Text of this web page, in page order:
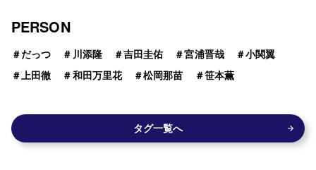
PERSON
＃だっつ ＃ 川添隆 ＃吉田圭佑 ＃宮浦晋哉 ＃小関翼
＃上田徹 ＃和田万里花 ＃松岡那苗 ＃笹本薫
タグ一覧へ